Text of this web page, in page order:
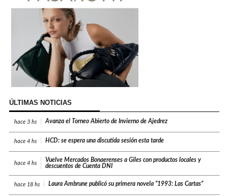
ÚLTIMAS NOTICIAS
hace 3 hs Avanza el Torneo Abierto de Invierno de Ajedrez
hace 4 hs HCD: se espera una discutida sesión esta tarde
hace 4 hs
Vuelve Mercados Bonaerenses a Giles con productos locales y
descuentos de Cuenta DNI
hace 18 hs Laura Ambrune publicó su primera novela “1993: Las Cartas”